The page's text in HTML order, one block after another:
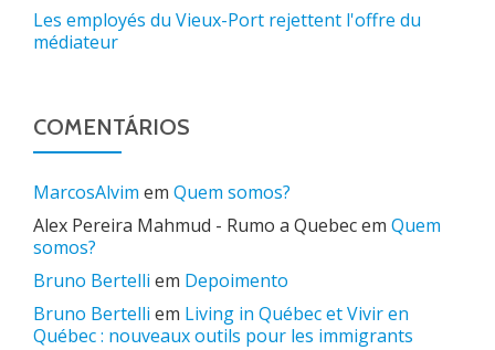
Les employés du Vieux-Port rejettent l'offre du
médiateur
COMENTÁRIOS
MarcosAlvim em Quem somos?
Alex Pereira Mahmud - Rumo a Quebecem Quem
somos?
Bruno Bertelli em Depoimento
Bruno Bertelli em Living in Québec et Vivir en
Québec : nouveaux outils pour les immigrants